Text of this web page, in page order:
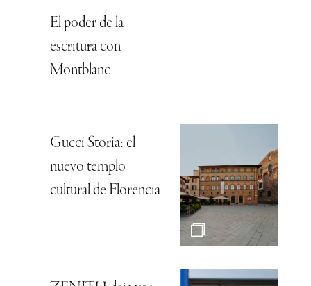
El poder de la
escritura con
Montblanc
Gucci Storia: el
nuevo templo
cultural de Florencia